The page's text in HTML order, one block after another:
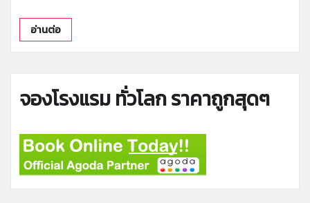
อ่านต่อ
จองโรงแรม ทั่วโลก ราคาถูกสุดๆ